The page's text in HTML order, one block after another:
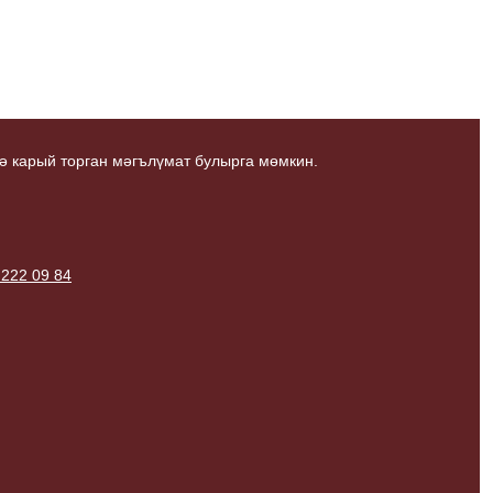
карый торган мәгълүмат булырга мөмкин.
09 84